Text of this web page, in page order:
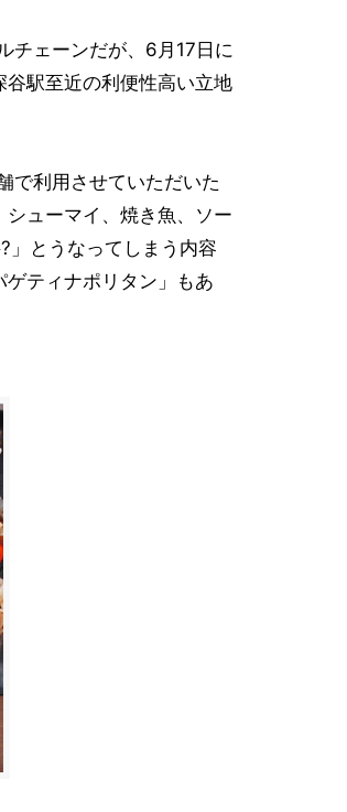
チェーンだが、6月17日に
駅至近の利便性高い立地
で利用させていただいた
ューマイ、焼き魚、ソー
」とうなってしまう内容
ティナポリタン」もあ